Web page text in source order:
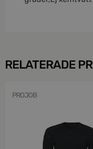
RELATERADE
PROJOB